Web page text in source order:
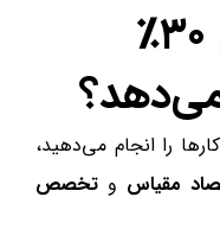
۳. چرا این روش ۳۰٪
را انجام می‌دهید،
مقیاس و تخصص